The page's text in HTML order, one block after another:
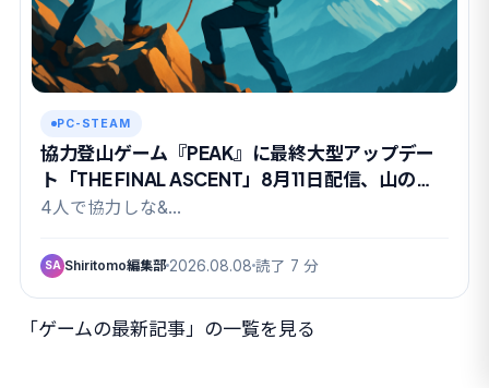
PC-STEAM
協力登山ゲーム『PEAK』に最終大型アップデー
ト「THE FINAL ASCENT」8月11日配信、山の日
に有終の美か
4人で協力しな&…
SA Shiritomo編集部 2026.08.08 読了 7 分
「ゲームの最新記事」の一覧を見る